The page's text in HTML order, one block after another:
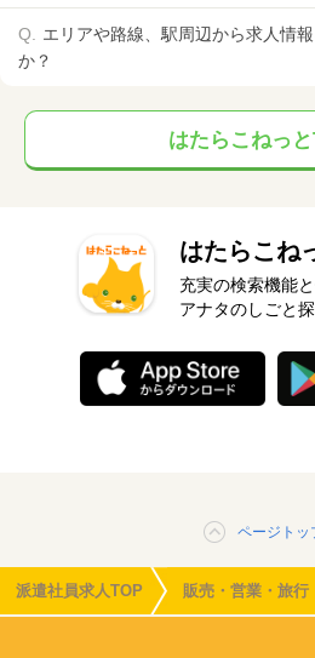
エリアや路線、駅周辺から求人情
か？
はたらこねっ
はたらこね
充実の検索機能
アナタのしごと
ページトッ
派遣社員求人TOP 販売・営業・旅行